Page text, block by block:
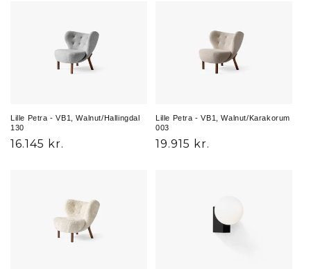
Lille Petra - VB1, Walnut/Hallingdal
130
Normalpris
16.145 kr.
Lille Petra - VB1, Walnut/Karakorum
003
Normalpris
19.915 kr.